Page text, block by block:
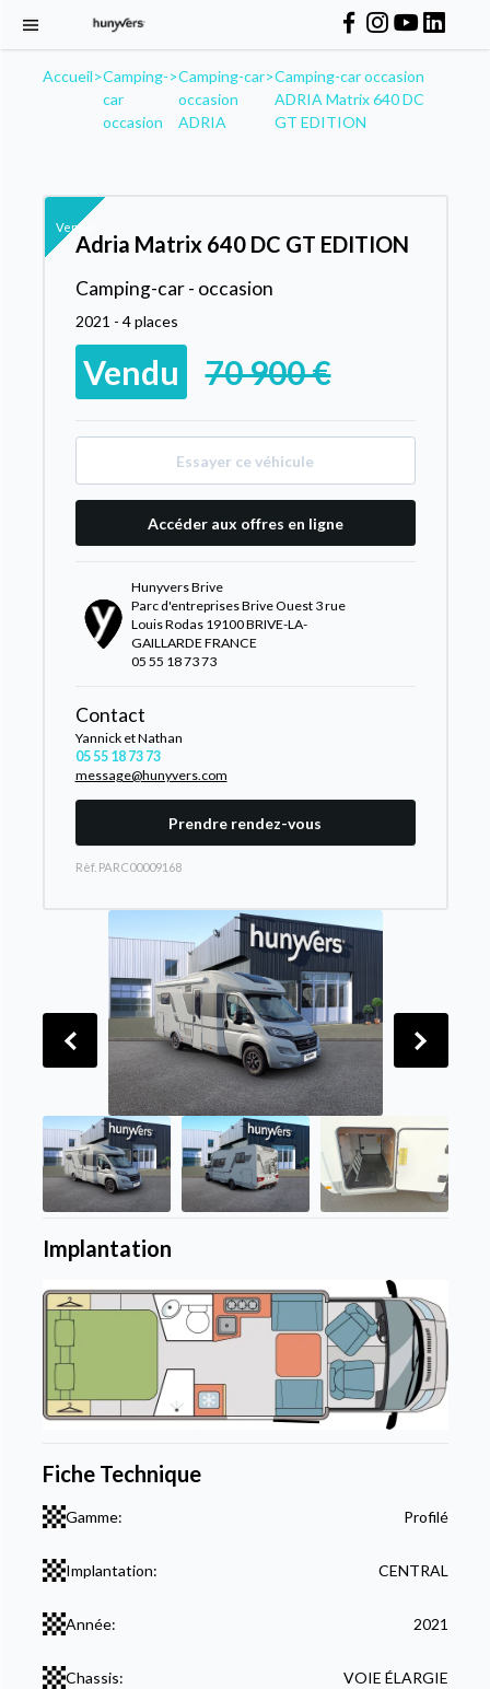
Accueil>Camping-
car
occasion
>Camping-car
occasion
ADRIA
>Camping-car occasion
ADRIA Matrix 640 DC
GT EDITION
Vendu
Adria Matrix 640 DC GT EDITION
Camping-car - occasion
2021 - 4 places
Vendu 70 900 €
Essayer ce véhicule
Accéder aux offres en ligne
Hunyvers Brive
Parc d'entreprises Brive Ouest 3 rue
Louis Rodas 19100 BRIVE-LA-
GAILLARDE FRANCE
05 55 18 73 73
Contact
Yannick et Nathan
05 55 18 73 73
message@hunyvers.com
Prendre rendez-vous
Rèf. PARC00009168
Implantation
Fiche Technique
Gamme: Profilé
Implantation: CENTRAL
Année: 2021
Chassis: VOIE ÉLARGIE